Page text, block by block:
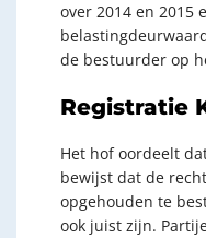
over 2014 en 2015
de bestuurder op
Registratie
Het hof oordeelt
bewijst dat de
opgehouden te
ook juist zijn.